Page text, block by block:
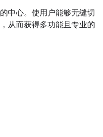
中心。使用户能够无缝切
从而获得多功能且专业的